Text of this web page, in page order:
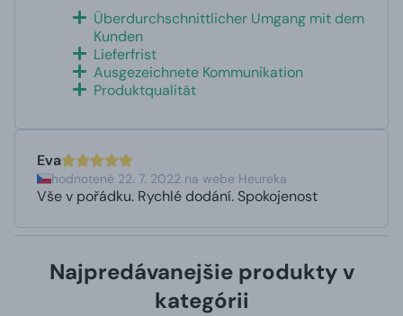
Überdurchschnittlicher Umgang mit dem
Kunden
Lieferfrist
Ausgezeichnete Kommunikation
Produktqualität
Eva
hodnotené 22. 7. 2022 na webe Heureka
Vše v pořádku. Rychlé dodání. Spokojenost
Najpredávanejšie produkty v
kategórii